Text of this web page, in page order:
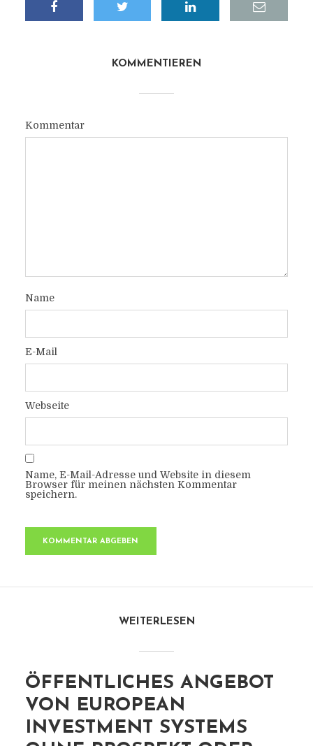
KOMMENTIEREN
Kommentar
Name
E-Mail
Webseite
Name, E-Mail-Adresse und Website in diesem
Browser für meinen nächsten Kommentar
speichern.
WEITERLESEN
ÖFFENTLICHES ANGEBOT
VON EUROPEAN
INVESTMENT SYSTEMS